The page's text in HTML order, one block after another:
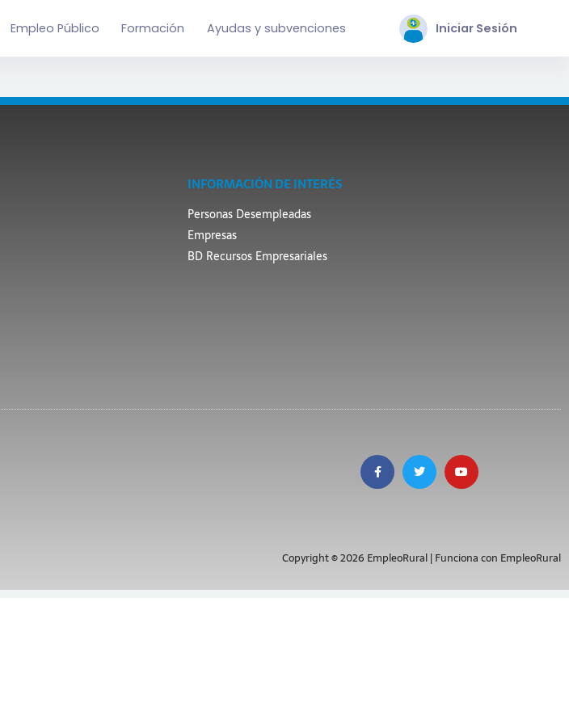
Empleo Público Formación Ayudas y subvenciones Iniciar Sesión
INFORMACIÓN DE INTERÉS
Personas Desempleadas
Empresas
BD Recursos Empresariales
Copyright © 2026 EmpleoRural | Funciona con EmpleoRural